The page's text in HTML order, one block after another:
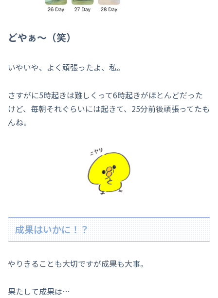
どやぁ〜（笑）
いやいや、よく頑張ったよ、私。
さすがに5時起きは難しくって6時起きがほとんどだった
けど、毎朝それぐらいには起きて、25分前後頑張ってたも
んね。
成果はいかに！？
やりきることも大切ですが成果も大事。
果たして成果は…